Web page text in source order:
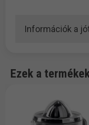
Információk a
Ezek a